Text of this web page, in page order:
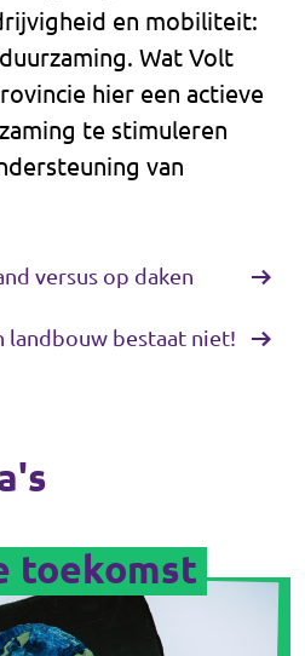
en mobiliteit:
Wat Volt
hier een actieve
te stimuleren
van
versus op daken
landbouw bestaat niet!
toekomst